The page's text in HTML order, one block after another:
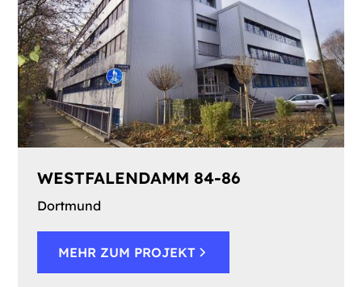
WESTFALENDAMM 84-86
Dortmund
MEHR ZUM PROJEKT